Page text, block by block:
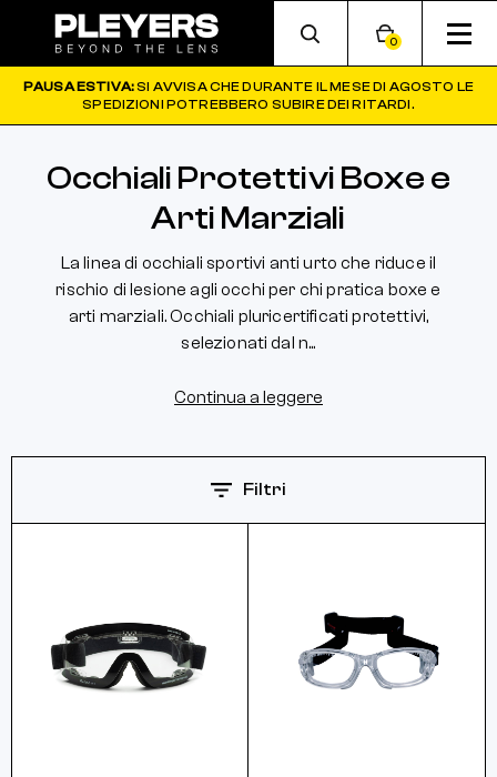
0
PAUSA ESTIVA:SI AVVISA CHE DURANTE IL MESE DI AGOSTO LE
SPEDIZIONI POTREBBERO SUBIRE DEI RITARDI.
Occhiali Protettivi Boxe e
Arti Marziali
La linea di occhiali sportivi anti urto che riduce il
rischio di lesione agli occhi per chi pratica boxe e
arti marziali. Occhiali pluricertificati protettivi,
selezionati dal n...
Continua a leggere
Filtri